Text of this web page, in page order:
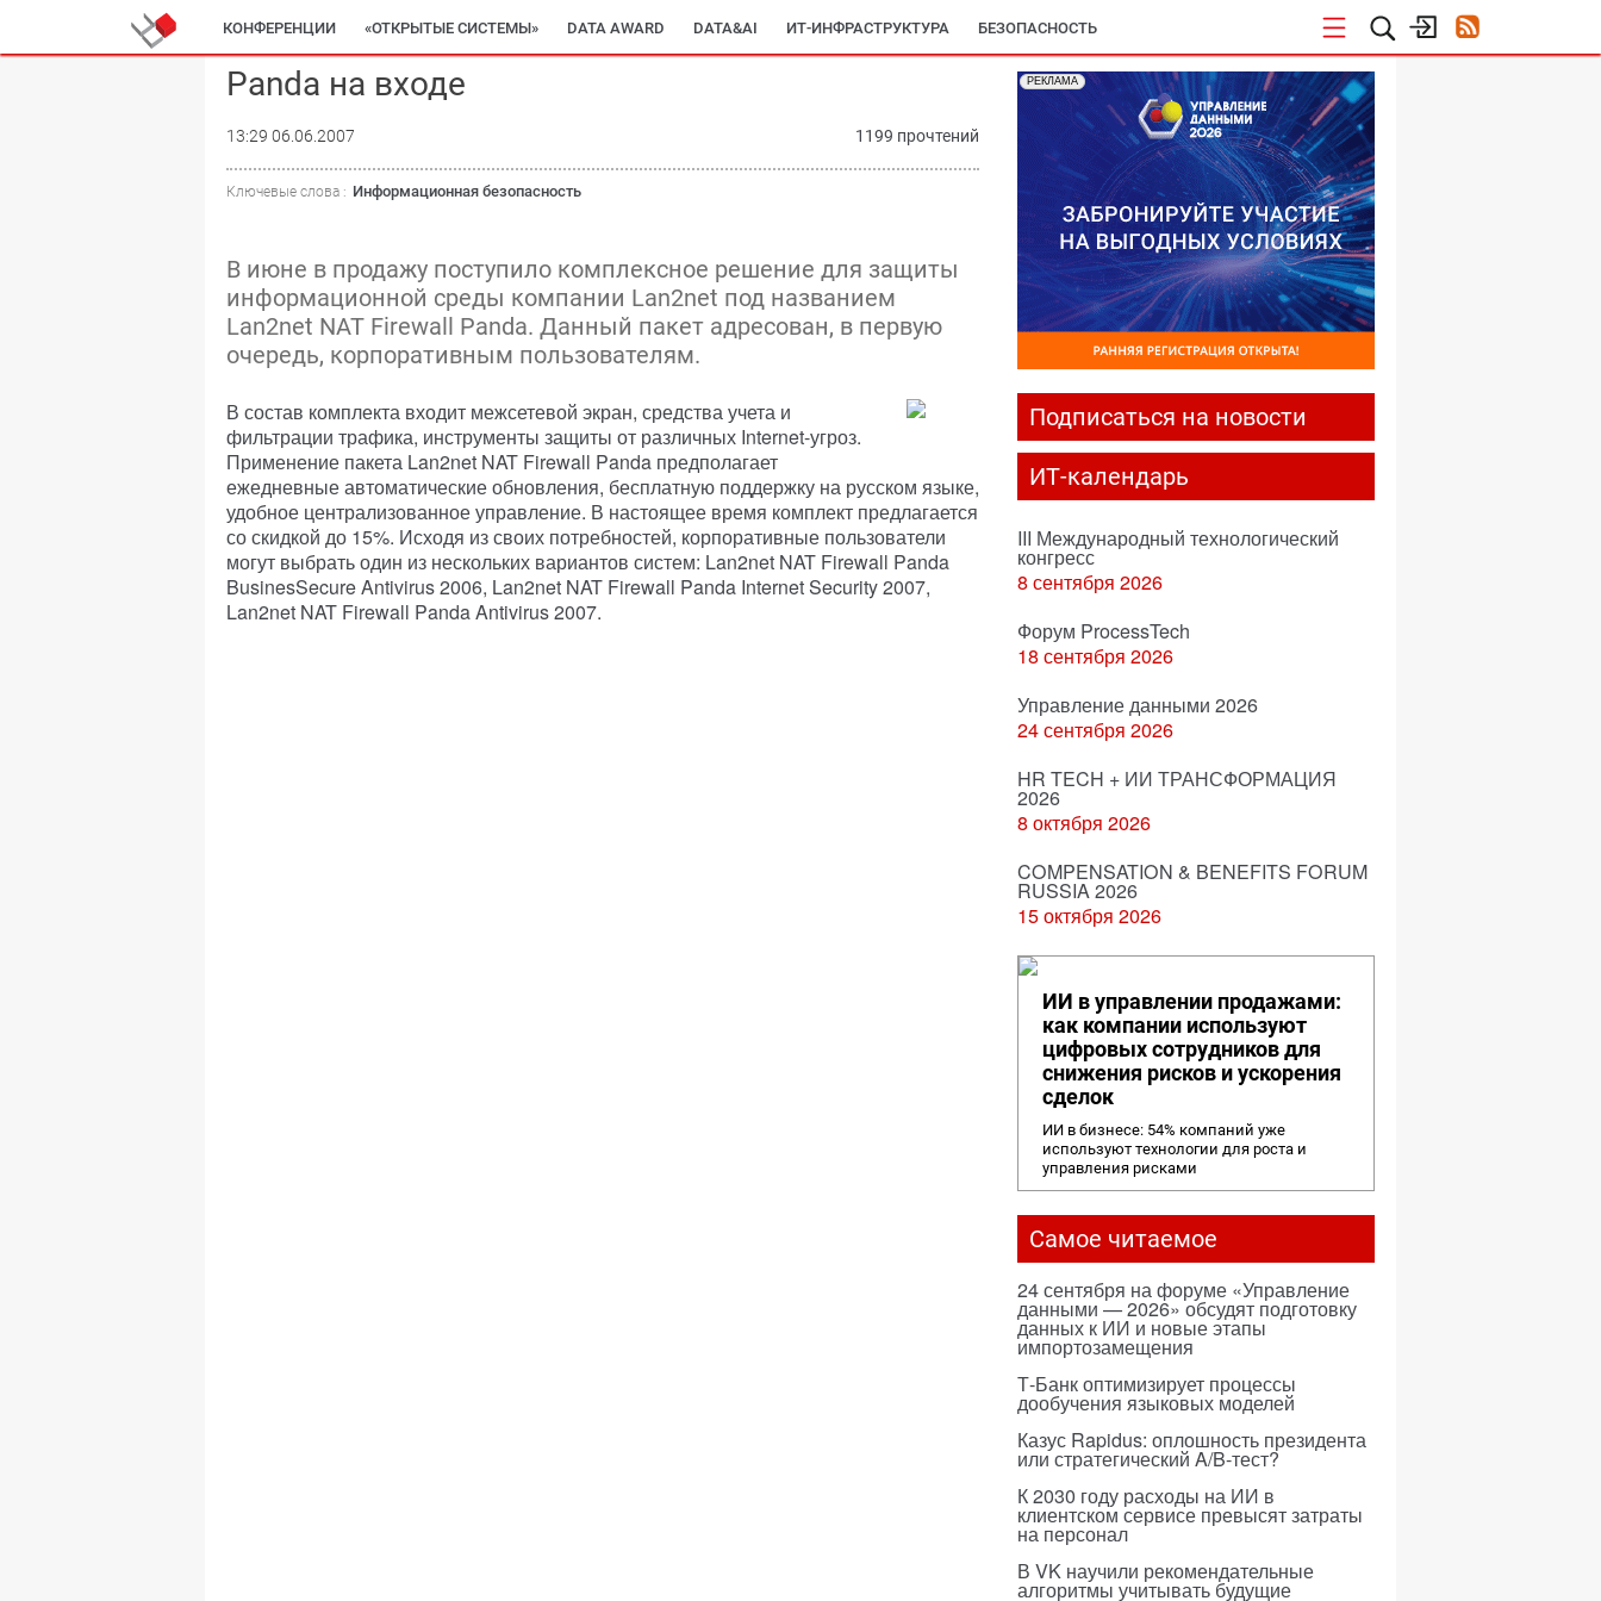
КОНФЕРЕНЦИИ «ОТКРЫТЫЕ СИСТЕМЫ» DATA AWARD DATA&AI ИТ-ИНФРАСТРУКТУРА БЕЗОПАСНОСТЬ
Panda на входе
13:29 06.06.2007 1199 прочтений
Ключевые слова : Информационная безопасность
В июне в продажу поступило комплексное решение для защиты
информационной среды компании Lan2net под названием
Lan2net NAT Firewall Panda. Данный пакет адресован, в первую
очередь, корпоративным пользователям.
В состав комплекта входит межсетевой экран, средства учета и
фильтрации трафика, инструменты защиты от различных Internet-угроз.
Применение пакета Lan2net NAT Firewall Panda предполагает
ежедневные автоматические обновления, бесплатную поддержку на русском языке,
удобное централизованное управление. В настоящее время комплект предлагается
со скидкой до 15%. Исходя из своих потребностей, корпоративные пользователи
могут выбрать один из нескольких вариантов систем: Lan2net NAT Firewall Panda
BusinesSecure Antivirus 2006, Lan2net NAT Firewall Panda Internet Security 2007,
Lan2net NAT Firewall Panda Antivirus 2007.
РЕКЛАМА
Подписаться на новости
ИТ-календарь
III Международный технологический
конгресс
8 сентября 2026
Форум ProcessTech
18 сентября 2026
Управление данными 2026
24 сентября 2026
HR TECH + ИИ ТРАНСФОРМАЦИЯ
2026
8 октября 2026
COMPENSATION & BENEFITS FORUM
RUSSIA 2026
15 октября 2026
ИИ в управлении продажами:
как компании используют
цифровых сотрудников для
снижения рисков и ускорения
сделок
ИИ в бизнесе: 54% компаний уже
используют технологии для роста и
управления рисками
Самое читаемое
24 сентября на форуме «Управление
данными — 2026» обсудят подготовку
данных к ИИ и новые этапы
импортозамещения
Т-Банк оптимизирует процессы
дообучения языковых моделей
Казус Rapidus: оплошность президента
или стратегический A/B-тест?
К 2030 году расходы на ИИ в
клиентском сервисе превысят затраты
на персонал
В VK научили рекомендательные
алгоритмы учитывать будущие